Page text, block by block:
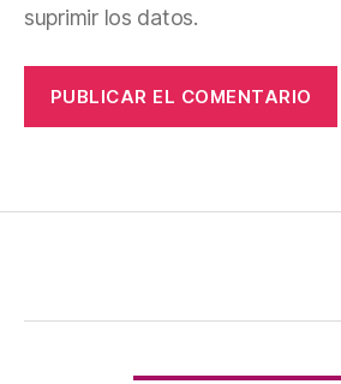
suprimir los datos.